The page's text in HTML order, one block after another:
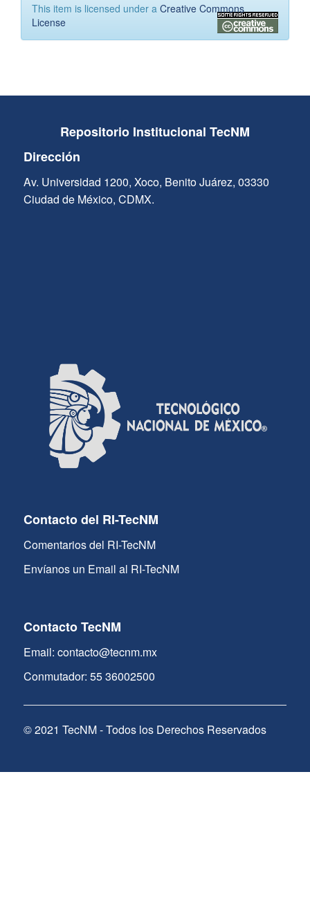
This item is licensed under a Creative Commons
License
Repositorio Institucional TecNM
Dirección
Av. Universidad 1200, Xoco, Benito Juárez, 03330
Ciudad de México, CDMX.
Contacto del RI-TecNM
Comentarios del RI-TecNM
Envíanos un Email al RI-TecNM
Contacto TecNM
Email: contacto@tecnm.mx
Conmutador: 55 36002500
© 2021 TecNM - Todos los Derechos Reservados